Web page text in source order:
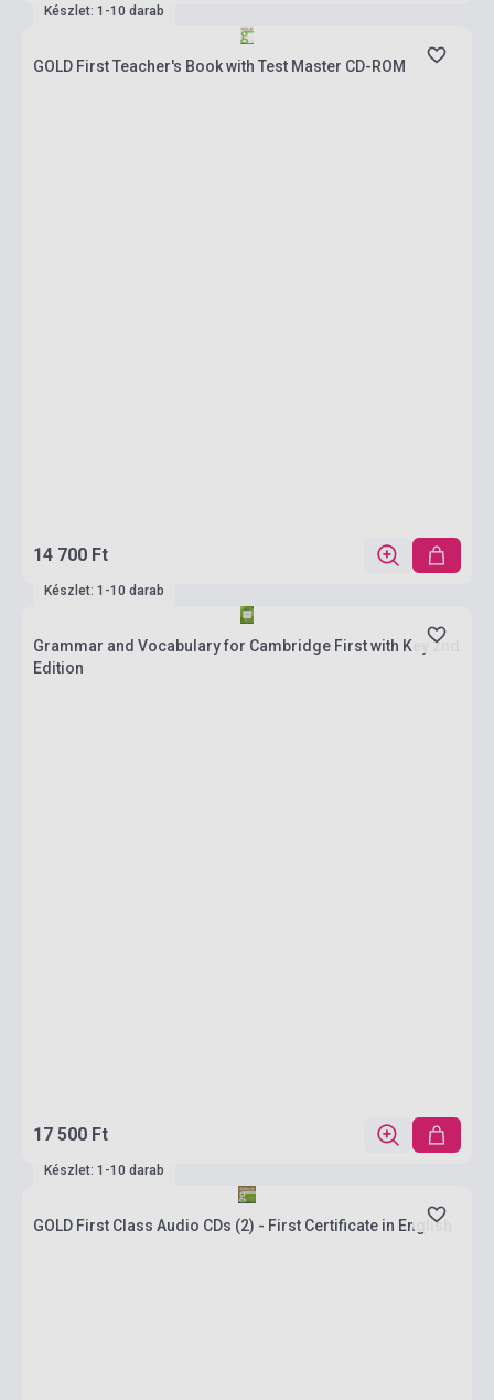
Készlet: 1-10 darab
GOLD First Teacher's Book with Test Master CD-ROM
14 700 Ft
Készlet: 1-10 darab
Grammar and Vocabulary for Cambridge First with Key 2nd
Edition
17 500 Ft
Készlet: 1-10 darab
GOLD First Class Audio CDs (2) - First Certificate in English